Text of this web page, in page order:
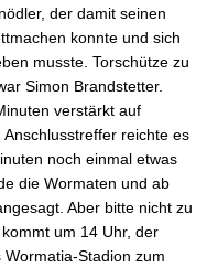
der damit seinen
konnte und sich
musste. Torschütze zu
Simon Brandstetter.
verstärkt auf
reichte es
noch einmal etwas
die Wormaten und ab
Aber bitte nicht zu
um 14 Uhr, der
Stadion zum